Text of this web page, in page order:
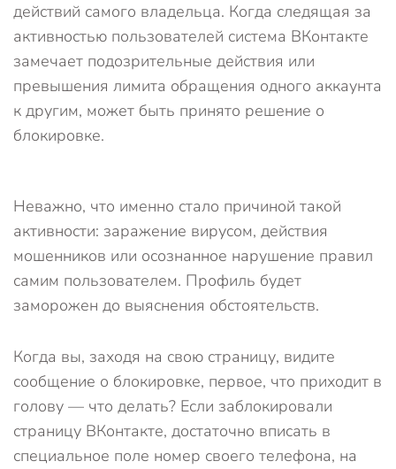
действий самого владельца. Когда следящая за
активностью пользователей система ВКонтакте
замечает подозрительные действия или
превышения лимита обращения одного аккаунта
к другим, может быть принято решение о
блокировке.
Неважно, что именно стало причиной такой
активности: заражение вирусом, действия
мошенников или осознанное нарушение правил
самим пользователем. Профиль будет
заморожен до выяснения обстоятельств.
Когда вы, заходя на свою страницу, видите
сообщение о блокировке, первое, что приходит в
голову — что делать? Если заблокировали
страницу ВКонтакте, достаточно вписать в
специальное поле номер своего телефона, на